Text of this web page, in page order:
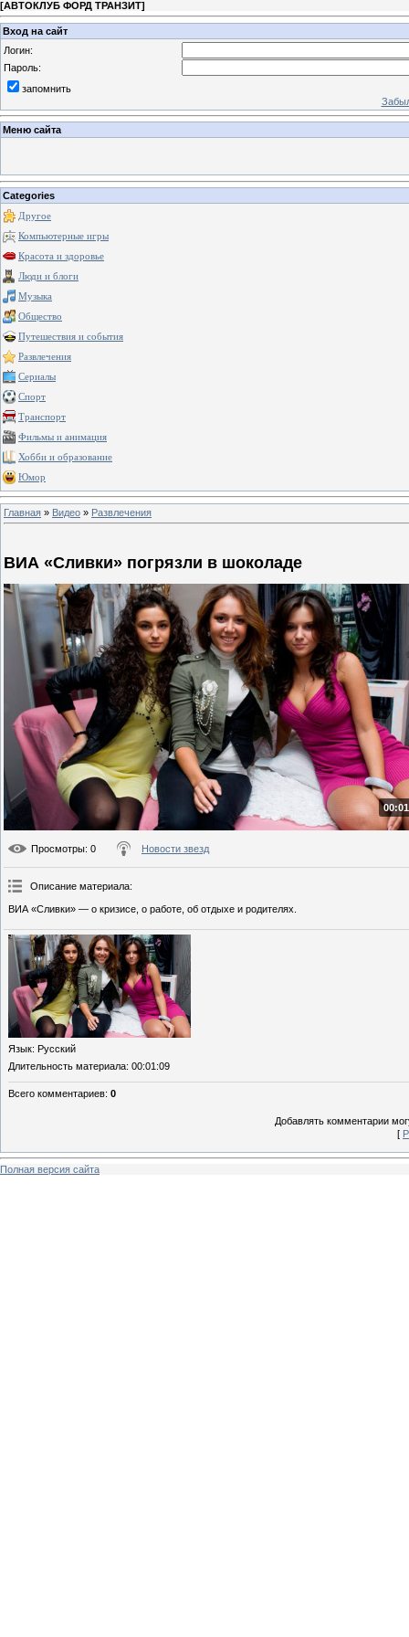
[АВТОКЛУБ ФОРД ТРАНЗИТ]
Вход на сайт
Логин:
Пароль:
запомнить
Меню сайта
Categories
Другое
Компьютерные игры
Красота и здоровье
Люди и блоги
Музыка
Общество
Путешествия и события
Развлечения
Сериалы
Спорт
Транспорт
Фильмы и анимация
Хобби и образование
Юмор
Главная » Видео » Развлечения
ВИА «Сливки» погрязли в шоколаде
Просмотры: 0 Новости звезд
Описание материала:
ВИА «Сливки» — о кризисе, о работе, об отдыхе и родителях.
Язык: Русский
Длительность материала: 00:01:09
Всего комментариев: 0
Добавлять комментарии
[
Полная версия сайта